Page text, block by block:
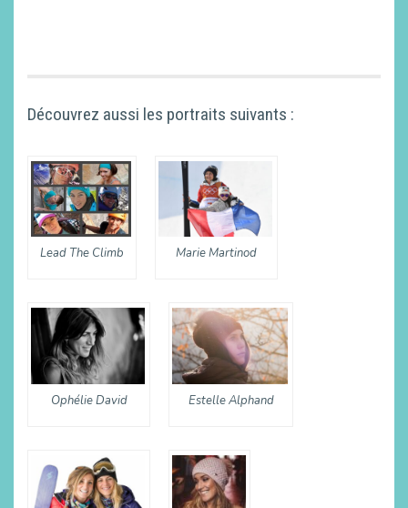
Découvrez aussi les portraits suivants :
Lead The Climb Marie Martinod
Ophélie David Estelle Alphand